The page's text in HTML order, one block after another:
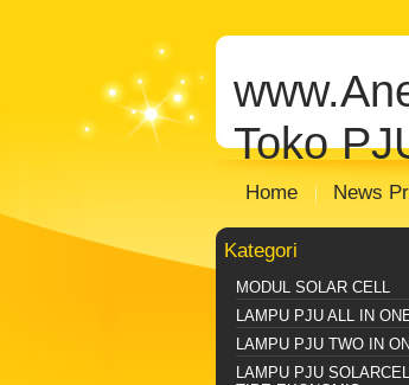
jual panel surya
Distributor Plts Sentralisasi
Toko
Home News
Kategori
MODUL SOLAR CELL
LAMPU PJU ALL IN
LAMPU PJU TWO IN
LAMPU PJU